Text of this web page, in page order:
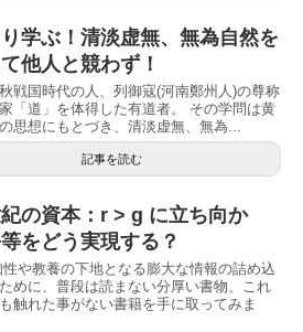
学ぶ！清淡虚無、無為自然を
他人と競わず！
戦国時代の人、列御寇(河南鄭州人)の尊称
「道」を体得した有道者。 その学問は黄
思想にもとづき、清淡虚無、無為...
記事を読む
紀の資本：r > g に立ち向か
をどう実現する？
性や教養の下地となる膨大な情報の詰め込
めに、普段は読まない分厚い書物、これ
触れた事がない書籍を手に取ってみま